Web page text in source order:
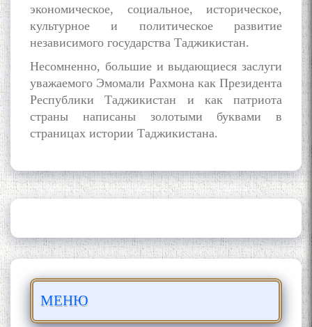
экономическое, социальное, историческое,
культурное и политическое развитие
независимого государства Таджикистан.
Несомненно, большие и выдающиеся заслуги
уважаемого Эмомали Рахмона как Президента
Республики Таджикистан и как патриота
страны написаны золотыми буквами в
страницах истории Таджикистана.
МЕНЮ
Сайре дар Осорхона
Осорхонаи адабии